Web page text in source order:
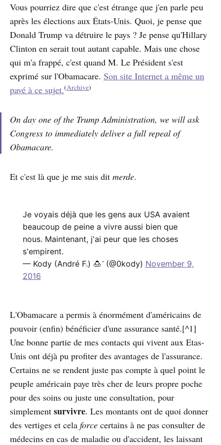
Vous pourriez dire que c'est étrange que j'en parle peu
après les élections aux États-Unis. Quoi, je pense que
Donald Trump va détruire le pays ? Je pense qu'Hillary
Clinton en serait tout autant capable. Mais une chose
qui m'a frappé, c'est quand M. Le Président s'est
exprimé sur l'Obamacare. Son site Internet a même un
pavé à ce sujet.(Archive)
On day one of the Trump Administration, we will ask
Congress to immediately deliver a full repeal of
Obamacare.
Et c'est là que je me suis dit merde.
Je voyais déjà que les gens aux USA avaient
beaucoup de peine a vivre aussi bien que
nous. Maintenant, j'ai peur que les choses
s'empirent.
— Kody (André F.) 🍮​ (@0kody) November 9,
2016
L'Obamacare a permis à énormément d'américains de
pouvoir (enfin) bénéficier d'une assurance santé.[^1]
Une bonne partie de mes contacts qui vivent aux Etas-
Unis ont déjà pu profiter des avantages de l'assurance.
Certains ne se rendent juste pas compte à quel point le
peuple américain paye très cher de leurs propre poche
pour des soins ou juste une consultation, pour
simplement survivre. Les montants ont de quoi donner
des vertiges et cela force certains à ne pas consulter de
médecins en cas de maladie ou d'accident, les laissant